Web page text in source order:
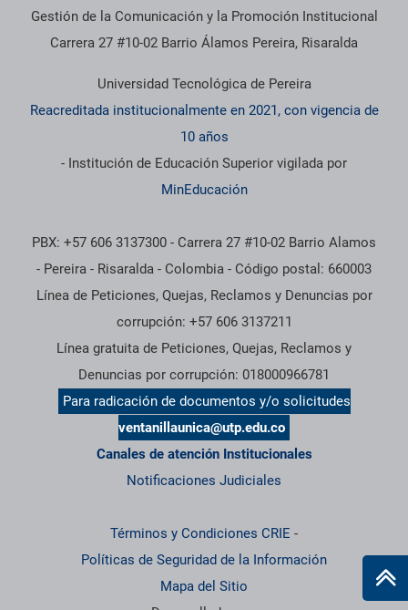
Gestión de la Comunicación y la Promoción Institucional
Carrera 27 #10-02 Barrio Álamos Pereira, Risaralda
Universidad Tecnológica de Pereira
Reacreditada institucionalmente en 2021, con vigencia de
10 años
- Institución de Educación Superior vigilada por
MinEducación
PBX: +57 606 3137300 - Carrera 27 #10-02 Barrio Alamos
- Pereira - Risaralda - Colombia - Código postal: 660003
Línea de Peticiones, Quejas, Reclamos y Denuncias por
corrupción: +57 606 3137211
Línea gratuita de Peticiones, Quejas, Reclamos y
Denuncias por corrupción: 018000966781
Para radicación de documentos y/o solicitudes
ventanillaunica@utp.edu.co
Canales de atención Institucionales
Notificaciones Judiciales
Términos y Condiciones CRIE -
Políticas de Seguridad de la Información
Mapa del Sitio